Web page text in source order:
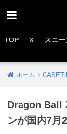
TOP X スニー
ホーム
Dragon Ball
ンが国内7月